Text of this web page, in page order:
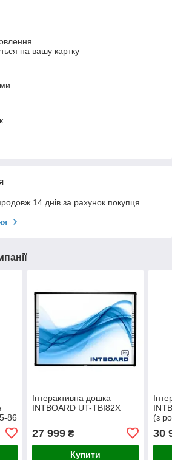
на вашу картку
14 днів за рахунок покупця
86
Інтерактивна дошка
INTBOARD UT-TBI82X
27 999₴
Купити
(з
30